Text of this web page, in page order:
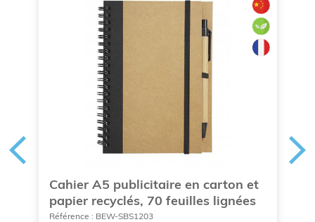
Cahier A5 publicitaire en carton et
papier recyclés, 70 feuilles lignées
Référence : BEW-SBS1203